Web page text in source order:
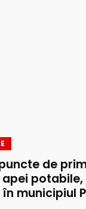
de
municipiul